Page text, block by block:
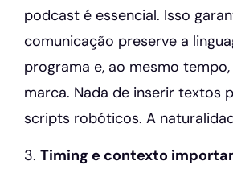
podcast é essencial. Isso
comunicação preserve a
programa e, ao mesmo tempo,
marca. Nada de inserir textos
scripts robóticos. A
3. Timing e contexto